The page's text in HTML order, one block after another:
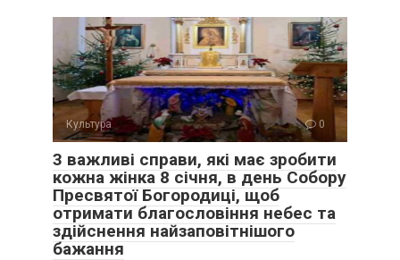
Культура 0
3 важливі справи, які має зробити
кожна жінка 8 січня, в день Собору
Пресвятої Богородиці, щоб
отримати благословіння небес та
здійснення найзаповітнішого
бажання